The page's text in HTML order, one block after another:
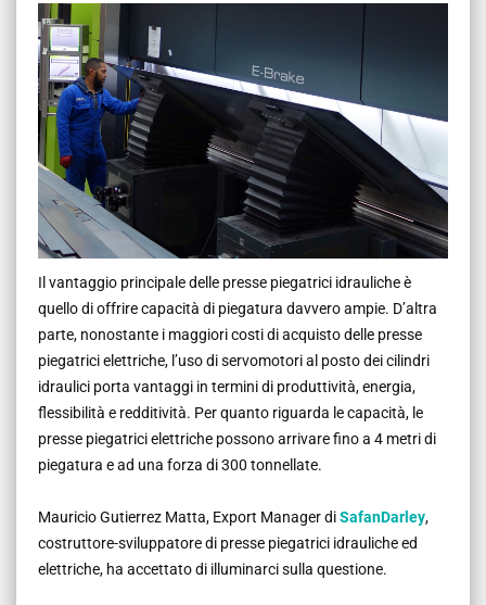
Il vantaggio principale delle presse piegatrici idrauliche è
quello di offrire capacità di piegatura davvero ampie. D’altra
parte, nonostante i maggiori costi di acquisto delle presse
piegatrici elettriche, l’uso di servomotori al posto dei cilindri
idraulici porta vantaggi in termini di produttività, energia,
flessibilità e redditività. Per quanto riguarda le capacità, le
presse piegatrici elettriche possono arrivare fino a 4 metri di
piegatura e ad una forza di 300 tonnellate.
Mauricio Gutierrez Matta, Export Manager diSafanDarley,
costruttore-sviluppatore di presse piegatrici idrauliche ed
elettriche, ha accettato di illuminarci sulla questione.